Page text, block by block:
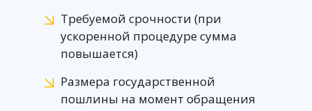
Требуемой срочности (при
ускоренной процедуре сумма
повышается)
Размера государственной
пошлины на момент обращения